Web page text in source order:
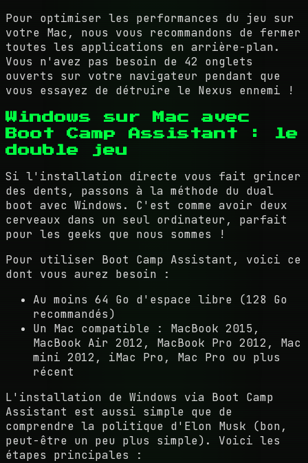
Pour optimiser les performances du jeu sur
votre Mac, nous vous recommandons de fermer
toutes les applications en arrière-plan.
Vous n'avez pas besoin de 42 onglets
ouverts sur votre navigateur pendant que
vous essayez de détruire le Nexus ennemi !
Windows sur Mac avec
Boot Camp Assistant : le
double jeu
Si l'installation directe vous fait grincer
des dents, passons à la méthode du dual
boot avec Windows. C'est comme avoir deux
cerveaux dans un seul ordinateur, parfait
pour les geeks que nous sommes !
Pour utiliser Boot Camp Assistant, voici ce
dont vous aurez besoin :
Au moins 64 Go d'espace libre (128 Go
recommandés)
Un Mac compatible : MacBook 2015,
MacBook Air 2012, MacBook Pro 2012, Mac
mini 2012, iMac Pro, Mac Pro ou plus
récent
L'installation de Windows via Boot Camp
Assistant est aussi simple que de
comprendre la politique d'Elon Musk (bon,
peut-être un peu plus simple). Voici les
étapes principales :